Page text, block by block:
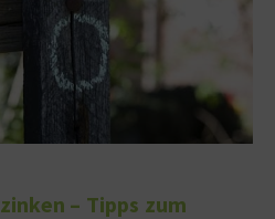
– Tipps zum